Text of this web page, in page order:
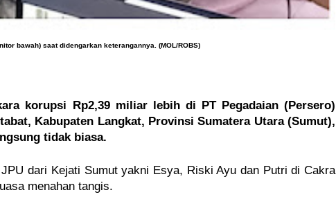
bawah) saat didengarkan keterangannya. (MOL/ROBS)
korupsi Rp2,39 miliar lebih di PT Pegadaian (Persero)
Kabupaten Langkat, Provinsi Sumatera Utara (Sumut),
tidak biasa.
dari Kejati Sumut yakni Esya, Riski Ayu dan Putri di Cakra
menahan tangis.